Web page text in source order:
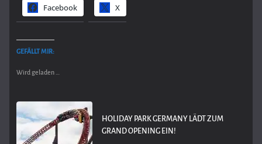
Facebook X
GEFÄLLT MIR:
Wird geladen …
HOLIDAY PARK GERMANY LÄDT ZUM
GRAND OPENING EIN!